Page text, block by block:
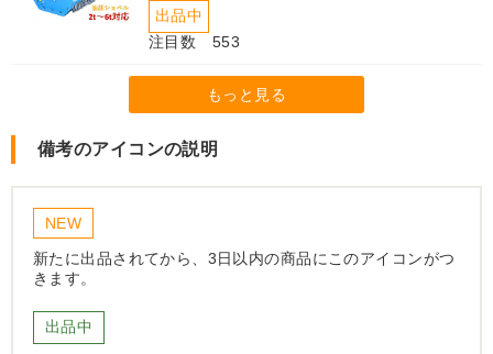
出品中
注目数 553
もっと見る
備考のアイコンの説明
NEW
新たに出品されてから、3日以内の商品にこのアイコンがつ
きます。
出品中